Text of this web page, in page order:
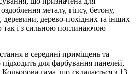
металу, гіпсу, бетону,
деревини, дерево-похідних та інших
так і з сильною поглинаючою
в середині приміщень та
підходить для фарбування панелей,
Кольорова гама, що складається з 13